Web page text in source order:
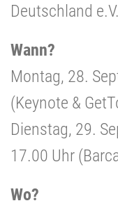
Deutschland e.V.
Wann?
Montag, 28.
(Keynote &
Dienstag, 29.
17.00 Uhr
Wo?